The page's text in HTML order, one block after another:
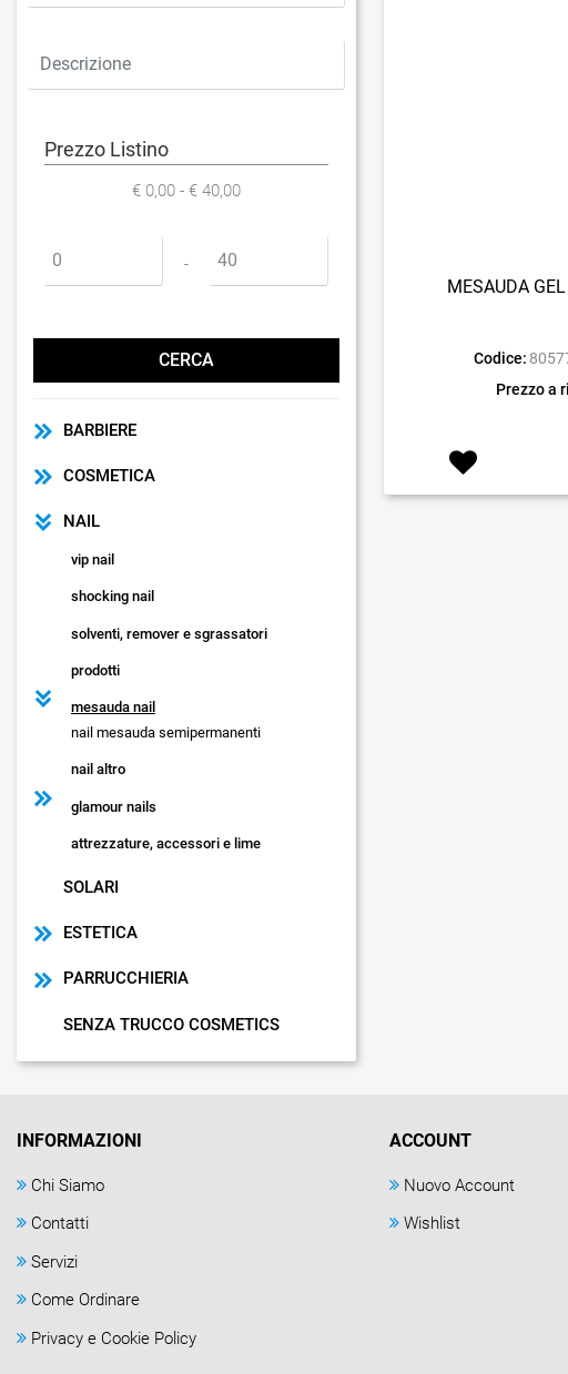
Prezzo Listino
€ 0,00 - € 40,00
Prezzo minimo - Prezzo massimo
BARBIERE
COSMETICA
NAIL
vip nail
shocking nail
solventi, remover e sgrassatori
prodotti
mesauda nail
nail mesauda semipermanenti
nail altro
glamour nails
attrezzature, accessori e lime
SOLARI
ESTETICA
PARRUCCHIERIA
SENZA TRUCCO COSMETICS
MESAUDA
Codice:
Prezzo a
INFORMAZIONI
Chi Siamo
Contatti
Servizi
Come Ordinare
Privacy e Cookie Policy
ACCOUNT
Nuovo Account
Wishlist